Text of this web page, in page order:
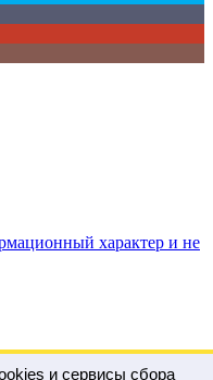
характер и не
и сервисы сбора